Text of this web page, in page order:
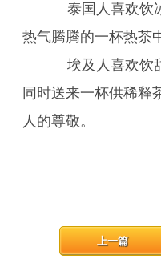
泰国人喜欢饮冰
热气腾腾的一杯热茶
埃及人喜欢饮甜
同时送来一杯供稀释
人的尊敬。
上一篇